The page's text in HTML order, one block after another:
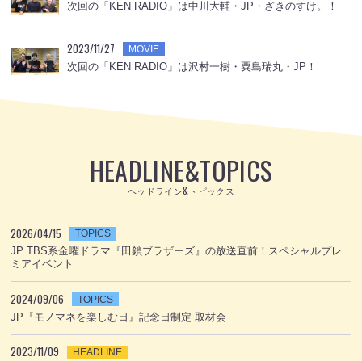
次回の「KEN RADIO」は中川大輔・JP・ざきのすけ。！
2023/11/27 MOVIE
次回の「KEN RADIO」は沢村一樹・粟島瑞丸・JP！
HEADLINE&TOPICS
ヘッドライン&トピックス
2026/04/15 TOPICS
JP TBS系金曜ドラマ『田鎖ブラザーズ』の放送直前！スペシャルプレ
ミアイベント
2024/09/06 TOPICS
JP『モノマネを楽しむ日』記念日制定 取材会
2023/11/09 HEADLINE